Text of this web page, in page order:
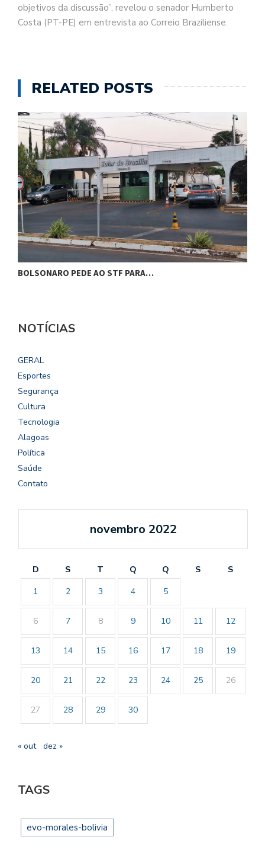
objetivos da discussão”, revelou o senador Humberto
Costa (PT-PE) em entrevista ao Correio Braziliense.
RELATED POSTS
BOLSONARO PEDE AO STF PARA…
NOTÍCIAS
GERAL
Esportes
Segurança
Cultura
Tecnologia
Alagoas
Política
Saúde
Contato
novembro 2022
D S T Q Q S
S
1
2 3 4 5
6 7 8 9 10 11 12
13 14 15 16 17 18 19
20 21 22 23 24 25 26
27 28 29 30
« out dez »
TAGS
evo-morales-bolivia